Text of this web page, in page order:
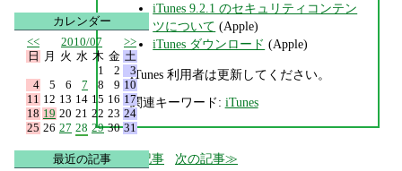
iTunes 9.2.1 のセキュリティコンテン
ツについて (Apple)
iTunes ダウンロード (Apple)
iTunes 利用者は更新してください。
関連キーワード: iTunes
前の記事 次の記事
カレンダー
<<
2010/07
>>
日
月 火 水 木 金 土
1
2
3
4
5 6 7 8 9 10
11 12 13 14 15 16 17
18 19 20 21 22 23 24
25 26 27 28 29 30 31
最近の記事